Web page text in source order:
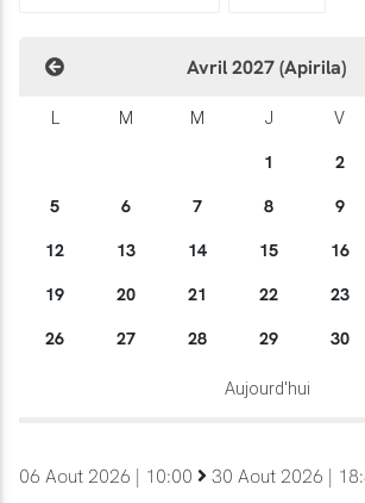
Avril 2027 (Apirila)
L M M J V
1 2
5 6 7 8 9
12 13 14 15 16
19 20 21 22 23
26 27 28 29 30
Aujourd'hui
06 Aout 2026 | 10:00 30 Aout 2026 |